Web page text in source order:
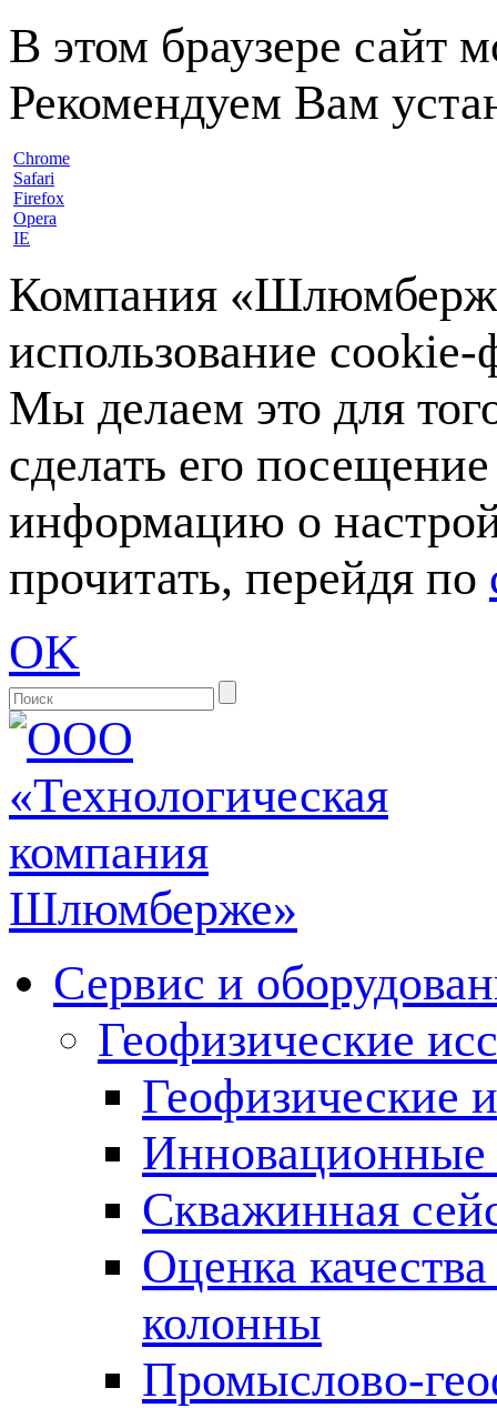
В этом браузере сайт
Рекомендуем Вам
Chrome
Safari
Firefox
Opera
IE
Компания
использование
Мы делаем это для
сделать его
информацию о
прочитать, перейдя по
OK
Сервис и
Геофизические
Геофизические
Инновационные
Скважинная
Оценка
колонны
Промыслово-